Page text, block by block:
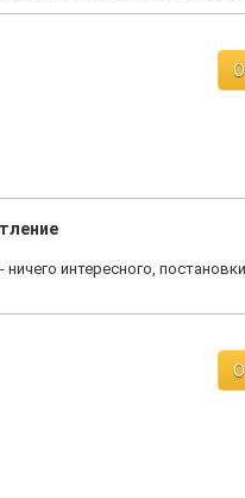
интересного,